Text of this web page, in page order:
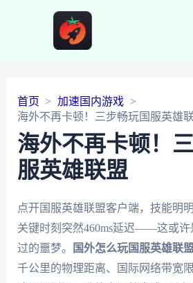
首页
加速国内游戏
海外不再卡顿！三步畅玩国服英雄
海外不再卡顿！
服英雄联盟
点开国服英雄联盟客户端，技能明
关键时刻突然460ms延迟——这或许
过的噩梦。
国外怎么玩国服英雄联盟
千公里的物理距离、国际网络带宽